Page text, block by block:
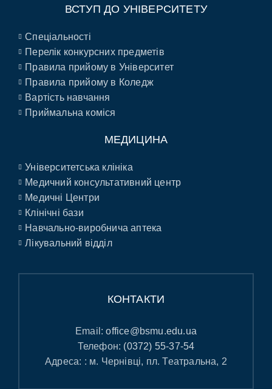
ВСТУП ДО УНІВЕРСИТЕТУ
Спеціальності
Перелік конкурсних предметів
Правила прийому в Університет
Правила прийому в Коледж
Вартість навчання
Приймальна коміся
МЕДИЦИНА
Університетська клініка
Медичний консультативний центр
Медичні Центри
Клінічні бази
Навчально-виробнича аптека
Лікувальний відділ
КОНТАКТИ
Email:office@bsmu.edu.ua
Телефон: (0372) 55-37-54
Адреса: : м. Чернівці, пл. Театральна, 2